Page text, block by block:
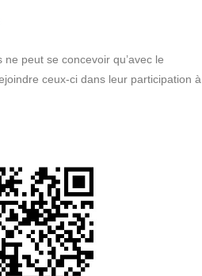
peut se concevoir qu’avec le
ceux-ci dans leur participation à